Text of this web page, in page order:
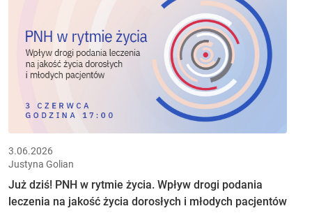
3.06.2026
Justyna Golian
Już dziś! PNH w rytmie życia. Wpływ drogi podania
leczenia na jakość życia dorosłych i młodych pacjentów